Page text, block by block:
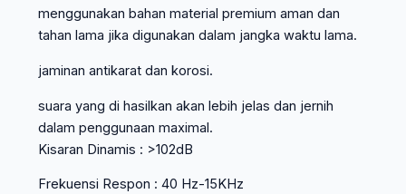
menggunakan bahan material premium aman dan
tahan lama jika digunakan dalam jangka waktu lama.
jaminan antikarat dan korosi.
suara yang di hasilkan akan lebih jelas dan jernih
dalam penggunaan maximal.
Kisaran Dinamis : >102dB
Frekuensi Respon : 40 Hz-15KHz